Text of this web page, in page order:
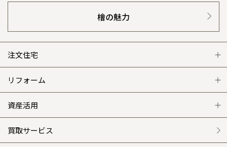
檜の魅力
注文住宅
注文住宅 トップ
グレートステージ
クレステージ
リフォーム
リフォーム トップ
リフォームメニュー
資産活用
資産活用 トップ
買取サービス